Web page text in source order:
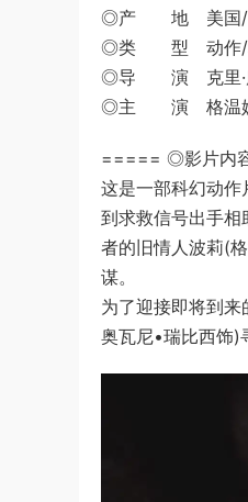
◎产 地 美国/
◎类 型 动作/
◎导 演 克里·
◎主 演 格温妮斯
===== ◎影片内
这是一部科幻动
到求救信号出手
者的旧情人波莉(
谋。
为了迎接即将到
奥瓦尼•瑞比西饰